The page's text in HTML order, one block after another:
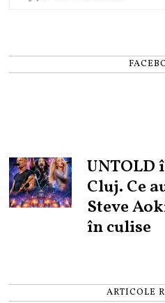
UNTOLD
Cluj. Ce
Steve
în culise
ARTICOLE